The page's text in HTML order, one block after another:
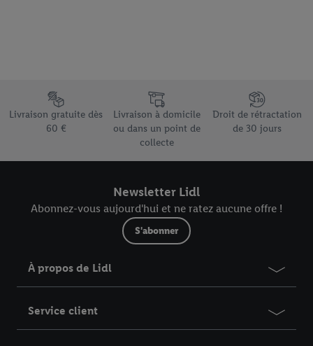
Élément du pied de page avec les différents arguments de
Livraison gratuite dès
60 €
Livraison à domicile
ou dans un point de
collecte
Droit de rétractation
de 30 jours
Newsletter Lidl
Abonnez-vous aujourd'hui et ne ratez aucune offre !
S'abonner
À propos de Lidl
Service client